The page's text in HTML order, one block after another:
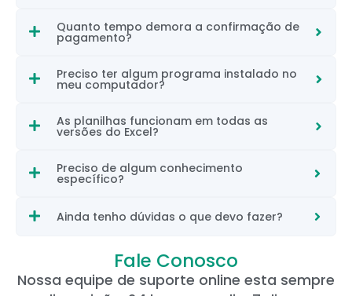
Quanto tempo demora a confirmação de
pagamento?
Preciso ter algum programa instalado no
meu computador?
As planilhas funcionam em todas as
versões do Excel?
Preciso de algum conhecimento
específico?
Ainda tenho dúvidas o que devo fazer?
Fale Conosco
Nossa equipe de suporte online esta sempre